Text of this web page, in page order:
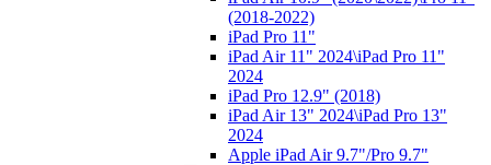
(2018-2022)
iPad Pro 11"
iPad Air 11" 2024\iPad Pro 11"
2024
iPad Pro 12.9" (2018)
iPad Air 13" 2024\iPad Pro 13"
2024
Apple iPad Air 9.7"/Pro 9.7"